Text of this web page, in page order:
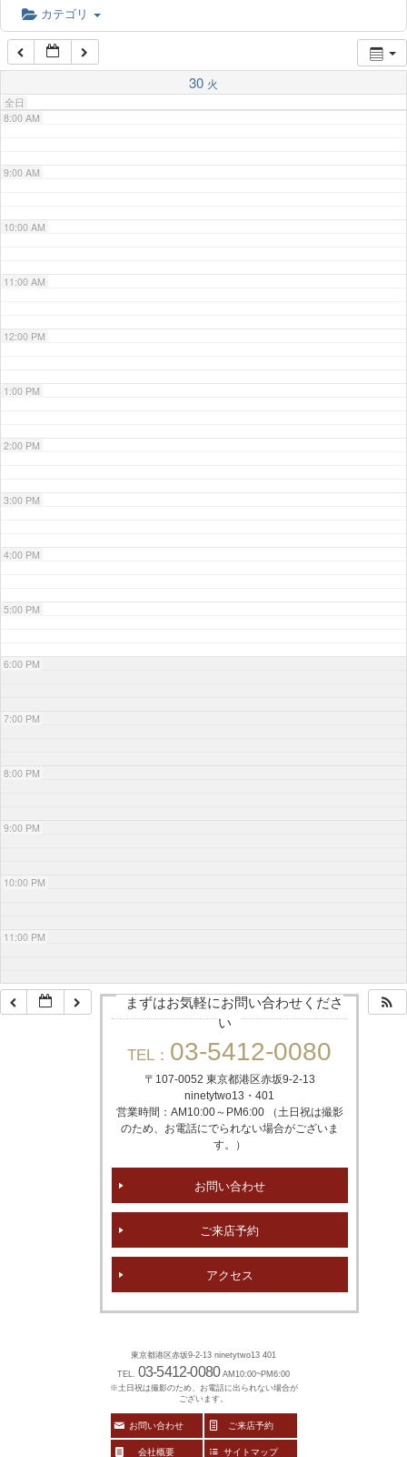
カテゴリ
30 火
全日
6:00 AM
7:00 AM
8:00 AM
9:00 AM
10:00 AM
11:00 AM
12:00 PM
1:00 PM
2:00 PM
3:00 PM
4:00 PM
5:00 PM
6:00 PM
7:00 PM
8:00 PM
9:00 PM
10:00 PM
11:00 PM
まずはお気軽にお問い合わせくださ
い
TEL： 03-5412-0080
〒107-0052 東京都港区赤坂9-2-13
ninetytwo13・401
営業時間：AM10:00～PM6:00 （土日祝は撮影
のため、お電話にでられない場合がございま
す。）
お問い合わせ
ご来店予約
アクセス
東京都港区赤坂9-2-13 ninetytwo13 401
TEL. 03-5412-0080 AM10:00~PM6:00
※土日祝は撮影のため、お電話に出られない場合が
ございます。
お問い合わせ ご来店予約
会社概要 サイトマップ